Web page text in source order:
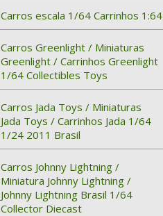
Carros escala 1/64 Carrinhos 1:64
Carros Greenlight / Miniaturas
Greenlight / Carrinhos Greenlight
1/64 Collectibles Toys
Carros Jada Toys / Miniaturas
Jada Toys / Carrinhos Jada 1/64
1/24 2011 Brasil
Carros Johnny Lightning /
Miniatura Johnny Lightning /
Johnny Lightning Brasil 1/64
Collector Diecast